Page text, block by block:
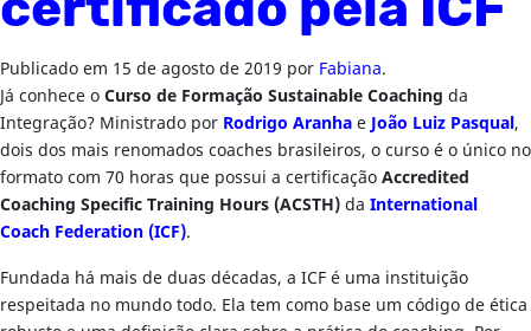
certificado pela ICF
Publicado em 15 de agosto de 2019 por Fabiana.
Já conhece oCurso de Formação Sustainable Coaching da
Integração? Ministrado por Rodrigo Aranhae João Luiz Pasqual,
dois dos mais renomados coaches brasileiros, o curso é o único no
formato com 70 horas que possui a certificaçãoAccredited
Coaching Specific Training Hours (ACSTH)da International
Coach Federation (ICF).
Fundada há mais de duas décadas, a ICF é uma instituição
respeitada no mundo todo. Ela tem como base um código de ética